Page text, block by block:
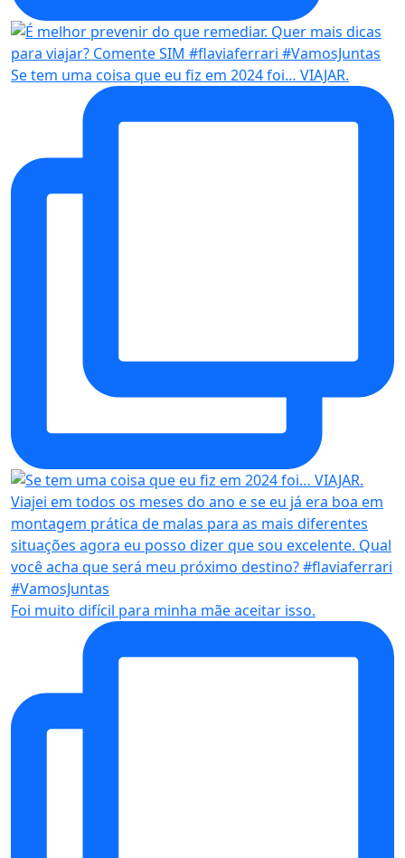
Se tem uma coisa que eu fiz em 2024 foi… VIAJAR.
Foi muito difícil para minha mãe aceitar isso.